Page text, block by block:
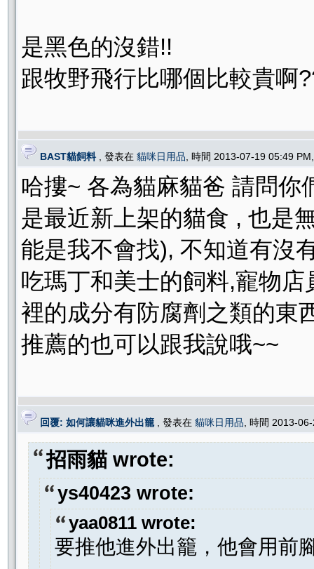
是黑色的沒錯!!
跟牧野飛行比哪個比較貴啊
BAST貓飼料 , 發表在 貓咪日用品 , 時間 2013-07-19 05:49
哈摟~ 各為貓麻貓爸 請問你
是最近新上架的貓食 , 也是
能是我不會找), 不知道有沒
吃瑪丁和美士的飼料,寵物
裡的成分有防腐劑之類的東
推薦的也可以跟我說哦~~
回覆: 如何讓貓咪進外出籠 , 發表在 貓咪日用品 , 時間 2013-
招雨貓 wrote:
ys40423 wrote:
yaa0811 wrote:
要推他進外出籠，他會用前